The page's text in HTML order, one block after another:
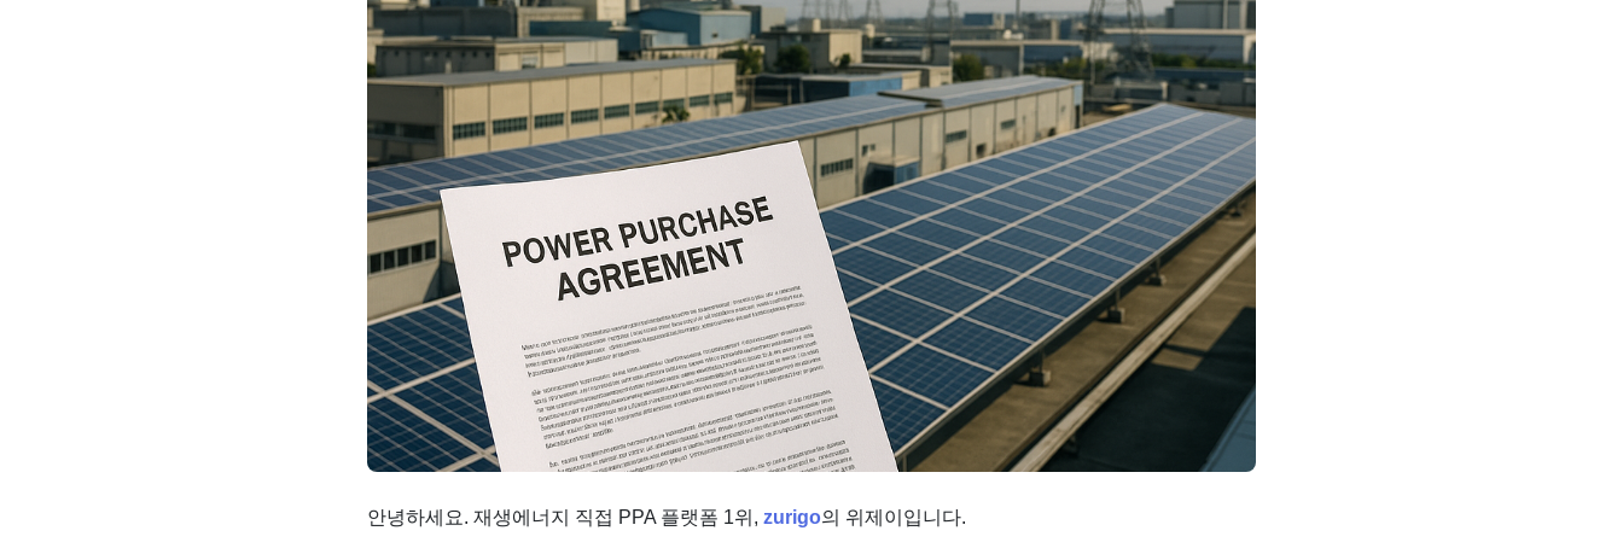
안녕하세요. 재생에너지 직접 PPA 플랫폼 1위, zurigo의 위제이입니다.